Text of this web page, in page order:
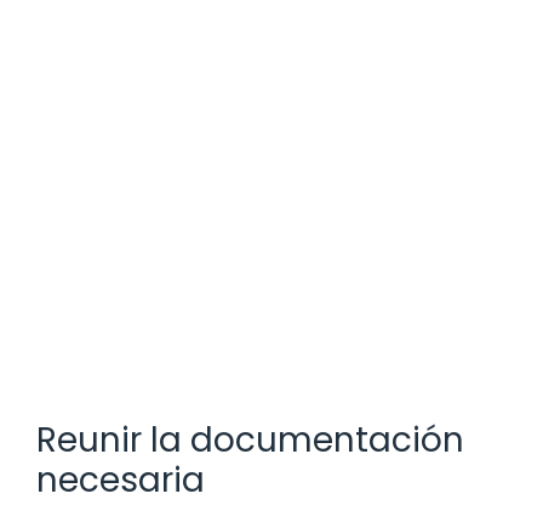
Reunir la documentación
necesaria